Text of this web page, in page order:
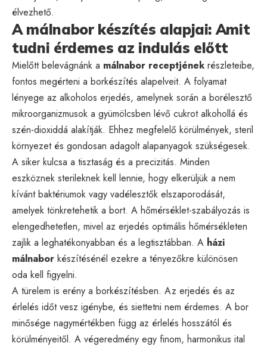
élvezhető.
A málnabor készítés alapjai: Amit
tudni érdemes az indulás előtt
Mielőtt belevágnánk a málnabor receptjének részleteibe,
fontos megérteni a borkészítés alapelveit. A folyamat
lényege az alkoholos erjedés, amelynek során a borélesztő
mikroorganizmusok a gyümölcsben lévő cukrot alkohollá és
szén-dioxiddá alakítják. Ehhez megfelelő körülmények, steril
környezet és gondosan adagolt alapanyagok szükségesek.
A siker kulcsa a tisztaság és a precizitás. Minden
eszköznek sterileknek kell lennie, hogy elkerüljük a nem
kívánt baktériumok vagy vadélesztők elszaporodását,
amelyek tönkretehetik a bort. A hőmérséklet-szabályozás is
elengedhetetlen, mivel az erjedés optimális hőmérsékleten
zajlik a leghatékonyabban és a legtisztábban. A házi
málnabor készítésénél ezekre a tényezőkre különösen
oda kell figyelni.
A türelem is erény a borkészítésben. Az erjedés és az
érlelés időt vesz igénybe, és siettetni nem érdemes. A bor
minősége nagymértékben függ az érlelés hosszától és
körülményeitől. A végeredmény egy finom, harmonikus ital